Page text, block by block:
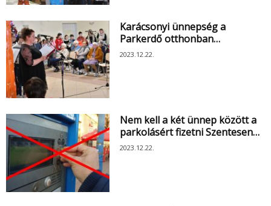
Karácsonyi ünnepség a
Parkerdő otthonban…
2023.12.22.
Nem kell a két ünnep között a
parkolásért fizetni Szentesen…
2023.12.22.